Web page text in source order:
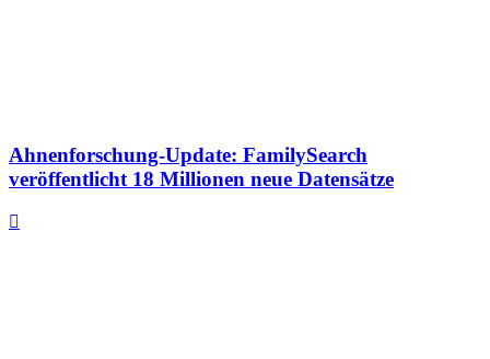
Ahnenforschung-Update: FamilySearch
veröffentlicht 18 Millionen neue Datensätze